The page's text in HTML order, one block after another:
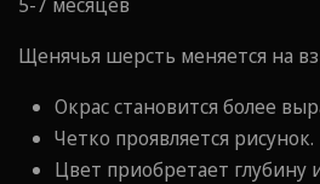
Щенячья шерсть меняется на
Окрас становится более
Четко проявляется рисунок.
Цвет приобретает глубину